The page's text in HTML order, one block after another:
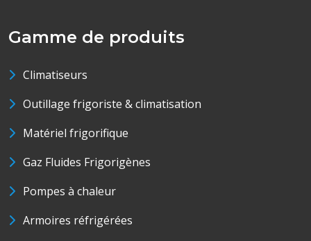
Gamme de produits
Climatiseurs
Outillage frigoriste & climatisation
Matériel frigorifique
Gaz Fluides Frigorigènes
Pompes à chaleur
Armoires réfrigérées